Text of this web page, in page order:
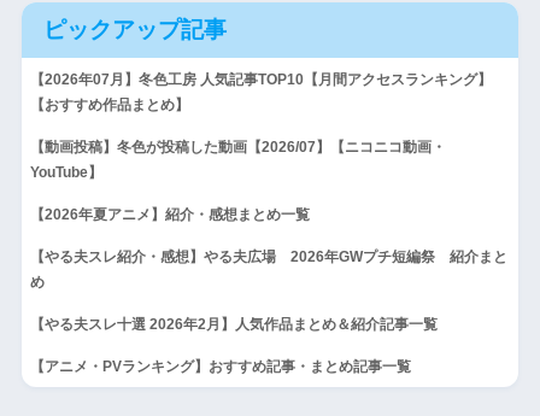
ピックアップ記事
【2026年07月】冬色工房 人気記事TOP10【月間アクセスランキング】
【おすすめ作品まとめ】
【動画投稿】冬色が投稿した動画【2026/07】【ニコニコ動画・
YouTube】
【2026年夏アニメ】紹介・感想まとめ一覧
【やる夫スレ紹介・感想】やる夫広場 2026年GWプチ短編祭 紹介まと
め
【やる夫スレ十選 2026年2月】人気作品まとめ＆紹介記事一覧
【アニメ・PVランキング】おすすめ記事・まとめ記事一覧